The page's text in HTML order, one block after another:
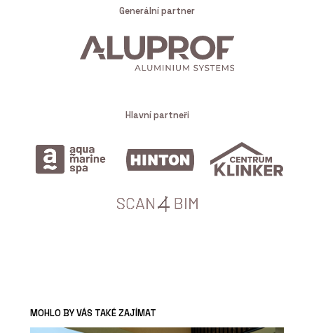
Generální partner
Hlavní partneři
MOHLO BY VÁS TAKÉ ZAJÍMAT